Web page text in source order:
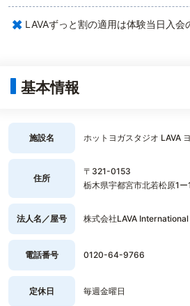
× LAVAずっと割の適用は体験当日入会
基本情報
施設名 ホットヨガスタジオ LAVA
住所
〒321-0153
栃木県宇都宮市北若松原1
法人名／屋号 株式会社LAVA International
電話番号 0120-64-9766
定休日 毎週金曜日